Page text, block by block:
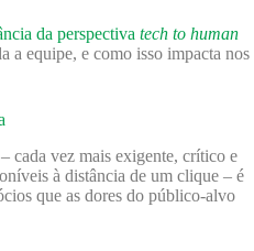
da perspectiva tech to human
a equipe, e como isso impacta nos
cada vez mais exigente, crítico e
à distância de um clique – é
que as dores do público-alvo